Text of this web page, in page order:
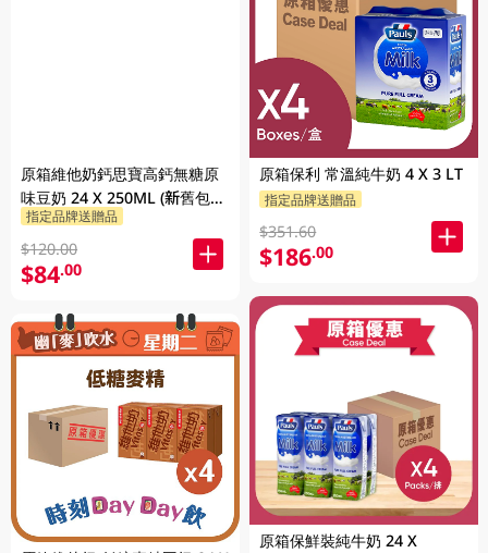
原箱維他奶鈣思寶高鈣無糖原
味豆奶 24 X 250ML (新舊包裝
隨機發貨)
指定品牌送贈品
$120.00
$84.00
原箱保利 常溫純牛奶 4 X 3 LT
指定品牌送贈品
$351.60
$186.00
原箱保鮮裝純牛奶 24 X